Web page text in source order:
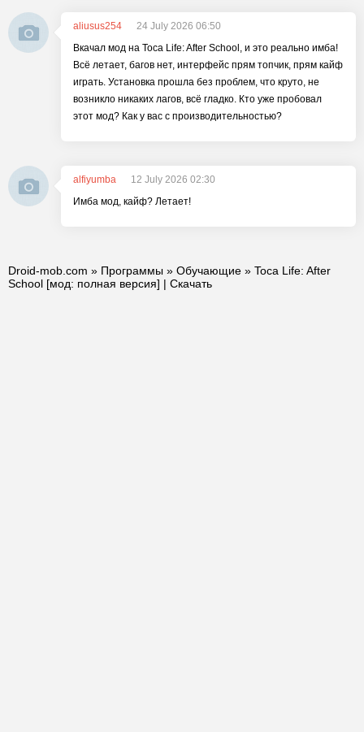
aliusus254
24 July 2026 06:50
Вкачал мод на Toca Life: After School, и это реально имба!
Всё летает, багов нет, интерфейс прям топчик, прям кайф
играть. Установка прошла без проблем, что круто, не
возникло никаких лагов, всё гладко. Кто уже пробовал
этот мод? Как у вас с производительностью?
alfiyumba
12 July 2026 02:30
Имба мод, кайф? Летает!
Droid-mob.com » Программы » Обучающие » Toca Life: After
School [мод: полная версия] | Скачать